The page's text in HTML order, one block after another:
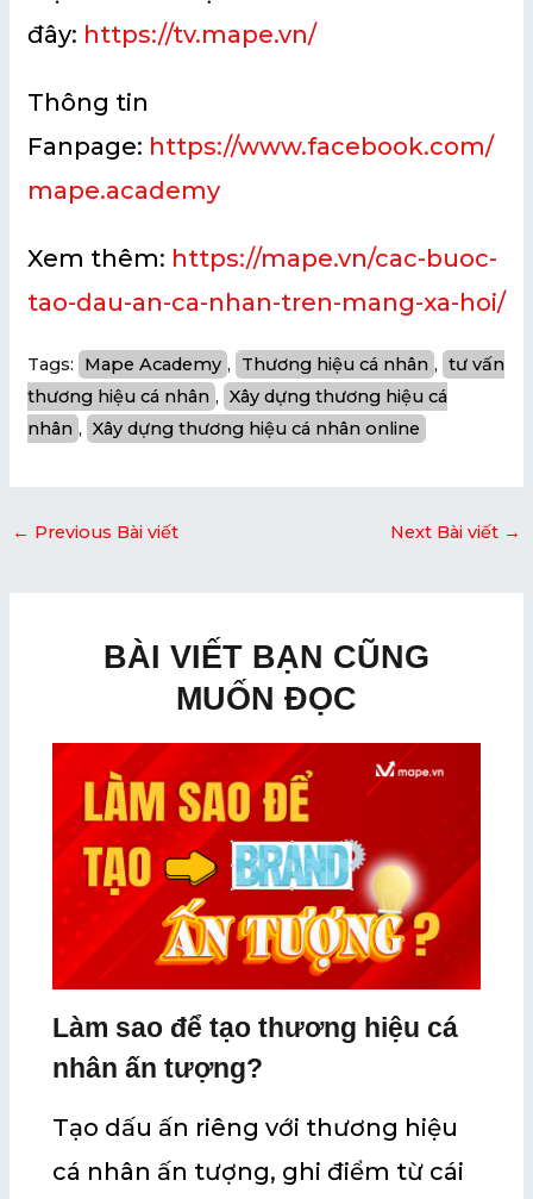
đây: https://tv.mape.vn/
Thông tin
Fanpage: https://www.facebook.com/
mape.academy
Xem thêm: https://mape.vn/cac-buoc-
tao-dau-an-ca-nhan-tren-mang-xa-hoi/
Tags: Mape Academy , Thương hiệu cá nhân , tư vấn
thương hiệu cá nhân , Xây dựng thương hiệu cá
nhân , Xây dựng thương hiệu cá nhân online
← Previous Bài viết Next Bài viết →
BÀI VIẾT BẠN CŨNG
MUỐN ĐỌC
Làm sao để tạo thương hiệu cá
nhân ấn tượng?
Tạo dấu ấn riêng với thương hiệu
cá nhân ấn tượng, ghi điểm từ cái